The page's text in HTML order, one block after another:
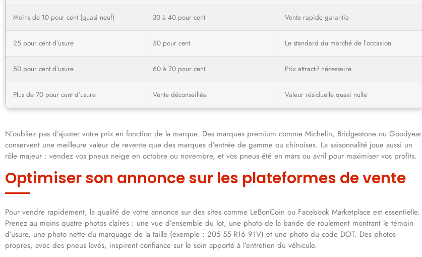
Moins de 10 pour cent (quasi neuf) 30 à 40 pour cent Vente rapide garantie
25 pour cent d’usure 50 pour cent Le standard du marché de l’occasion
50 pour cent d’usure 60 à 70 pour cent Prix attractif nécessaire
Plus de 70 pour cent d’usure Vente déconseillée Valeur résiduelle quasi nulle
N’oubliez pas d’ajuster votre prix en fonction de la marque. Des marques premium comme Michelin, Bridgestone ou Goodyear
conservent une meilleure valeur de revente que des marques d’entrée de gamme ou chinoises. La saisonnalité joue aussi un
rôle majeur : vendez vos pneus neige en octobre ou novembre, et vos pneus été en mars ou avril pour maximiser vos profits.
Optimiser son annonce sur les plateformes de vente
Pour vendre rapidement, la qualité de votre annonce sur des sites comme LeBonCoin ou Facebook Marketplace est essentielle.
Prenez au moins quatre photos claires : une vue d’ensemble du lot, une photo de la bande de roulement montrant le témoin
d’usure, une photo nette du marquage de la taille (exemple : 205 55 R16 91V) et une photo du code DOT. Des photos
propres, avec des pneus lavés, inspirent confiance sur le soin apporté à l’entretien du véhicule.